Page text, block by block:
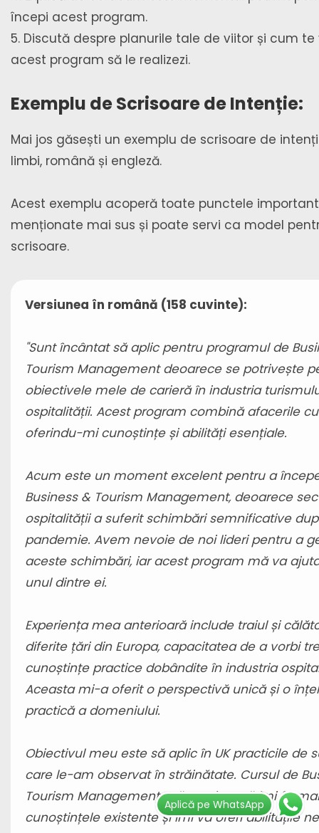
începi acest program.
5. Discută despre planurile tale de viitor și cum
acest program să le realizezi.
Exemplu de Scrisoare de Intenție:
Mai jos găsești un exemplu de scrisoare de
limbi, română și engleză.
Acest exemplu acoperă toate punctele
menționate mai sus și poate servi ca model
scrisoare.
Versiunea în română (158 cuvinte):
"Sunt încântat să aplic pentru programul de
Tourism Management deoarece se potrivește
obiectivele mele de carieră în industria
ospitalității. Acest program combină afacerile
oferindu-mi cunoștințe și abilități esențiale.
Acum este un moment excelent pentru a
Business & Tourism Management, deoarece
ospitalității a suferit schimbări semnificative
pandemie. Avem nevoie de noi lideri pentru a
aceste schimbări, iar acest program mă va
unul dintre ei.
Experiența mea anterioară include traiul și
diferite țări din Europa, capacitatea de a vorbi
cunoștințe practice dobândite în industria
Aceasta mi-a oferit o perspectivă unică și o
practică a domeniului.
Obiectivul meu este să aplic în UK practicile de
care le-am observat în străinătate. Cursul de
Tourism Management mă va ajuta să îmi
cunoștințele existente și îmi va oferi abilitățile
Aplică pe WhatsApp